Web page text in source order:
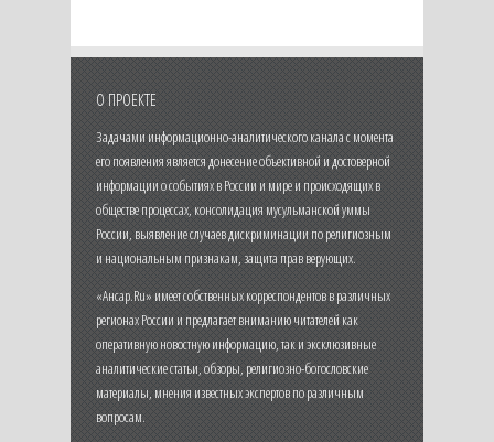
О ПРОЕКТЕ
Задачами информационно-аналитического канала с момента
его появления является донесение объективной и достоверной
информации о событиях в России и мире и происходящих в
обществе процессах, консолидация мусульманской уммы
России, выявление случаев дискриминации по религиозным
и национальным признакам, защита прав верующих.
«Ансар.Ru» имеет собственных корреспондентов в различных
регионах России и предлагает вниманию читателей как
оперативную новостную информацию, так и эксклюзивные
аналитические статьи, обзоры, религиозно-богословские
материалы, мнения известных экспертов по различным
вопросам.